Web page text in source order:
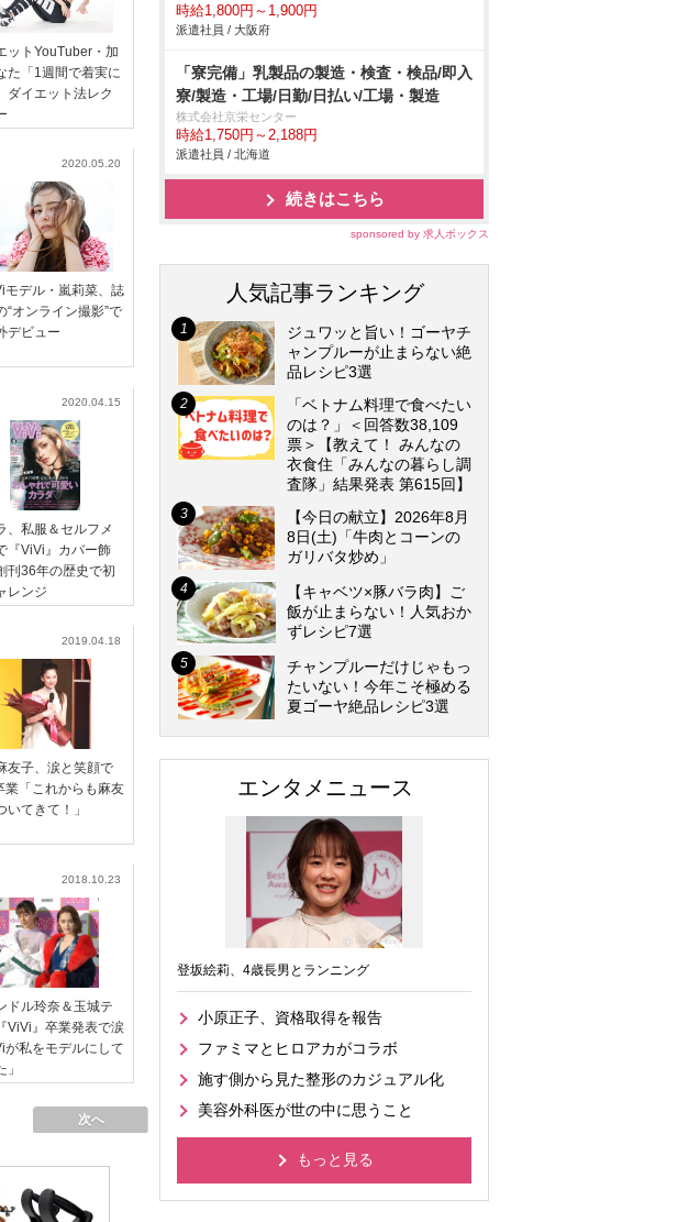
ットYouTuber・加
た「1週間で着実に
ダイエット法レク
2020.05.20
モデル・嵐莉菜、誌
“オンライン撮影”で
デビュー
2020.04.15
、私服＆セルフメ
『ViVi』カバー飾
36年の歴史で初
レンジ
2019.04.18
友子、涙と笑顔で
業「これからも麻友
いてきて！」
2018.10.23
ドル玲奈＆玉城テ
ViVi』卒業発表で涙
が私をモデルにして
」
次へ
時給1,800円～1,900円
派遣社員 / 大阪府
「寮完備」乳製品の製造・検査・検品/即入
寮/製造・工場/日勤/日払い/工場・製造
株式会社京栄センター
時給1,750円～2,188円
派遣社員 / 北海道
続きはこちら
sponsored by 求人ボックス
人気記事ランキング
ジュワッと旨い！ゴーヤチ
ャンプルーが止まらない絶
品レシピ3選
「ベトナム料理で食べたい
のは？」＜回答数38,109
票＞【教えて！ みんなの
衣食住「みんなの暮らし調
査隊」結果発表 第615回】
【今日の献立】2026年8月
8日(土)「牛肉とコーンの
ガリバタ炒め」
【キャベツ×豚バラ肉】ご
飯が止まらない！人気おか
ずレシピ7選
チャンプルーだけじゃもっ
たいない！今年こそ極める
夏ゴーヤ絶品レシピ3選
エンタメニュース
登坂絵莉、4歳長男とランニング
小原正子、資格取得を報告
ファミマとヒロアカがコラボ
施す側から見た整形のカジュアル化
美容外科医が世の中に思うこと
もっと見る